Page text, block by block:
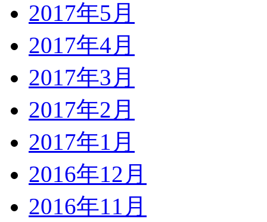
2017年5月
2017年4月
2017年3月
2017年2月
2017年1月
2016年12月
2016年11月